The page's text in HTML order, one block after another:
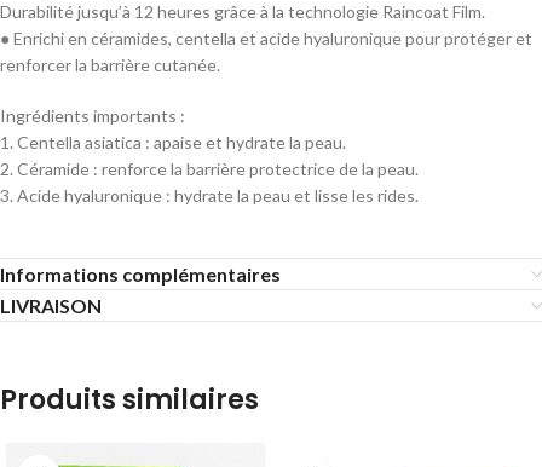
Durabilité jusqu’à 12 heures grâce à la technologie Raincoat Film.
● Enrichi en céramides, centella et acide hyaluronique pour protéger et
renforcer la barrière cutanée.
Ingrédients importants :
1. Centella asiatica : apaise et hydrate la peau.
2. Céramide : renforce la barrière protectrice de la peau.
3. Acide hyaluronique : hydrate la peau et lisse les rides.
Informations complémentaires
LIVRAISON
Produits similaires